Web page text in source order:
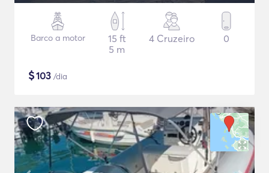
Barco a motor
15 ft
5 m
4 Cruzeiro 0
$103 /dia